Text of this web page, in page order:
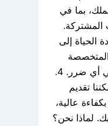
بما في
المشتركة.
الحياة إلى
التي تزيل البقع والأوساخ بفعالية دون التسبب في أي ضرر. 4.
تقديم
عالية،
لماذا نحن؟